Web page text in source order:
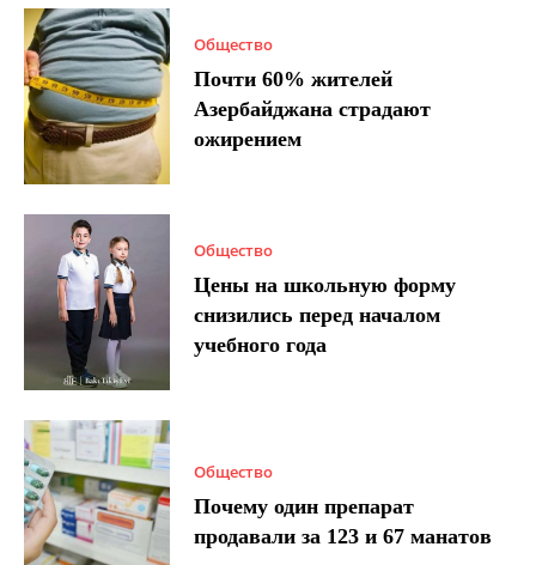
Общество
Почти 60% жителей
Азербайджана страдают
ожирением
Общество
Цены на школьную форму
снизились перед началом
учебного года
Общество
Почему один препарат
продавали за 123 и 67 манатов